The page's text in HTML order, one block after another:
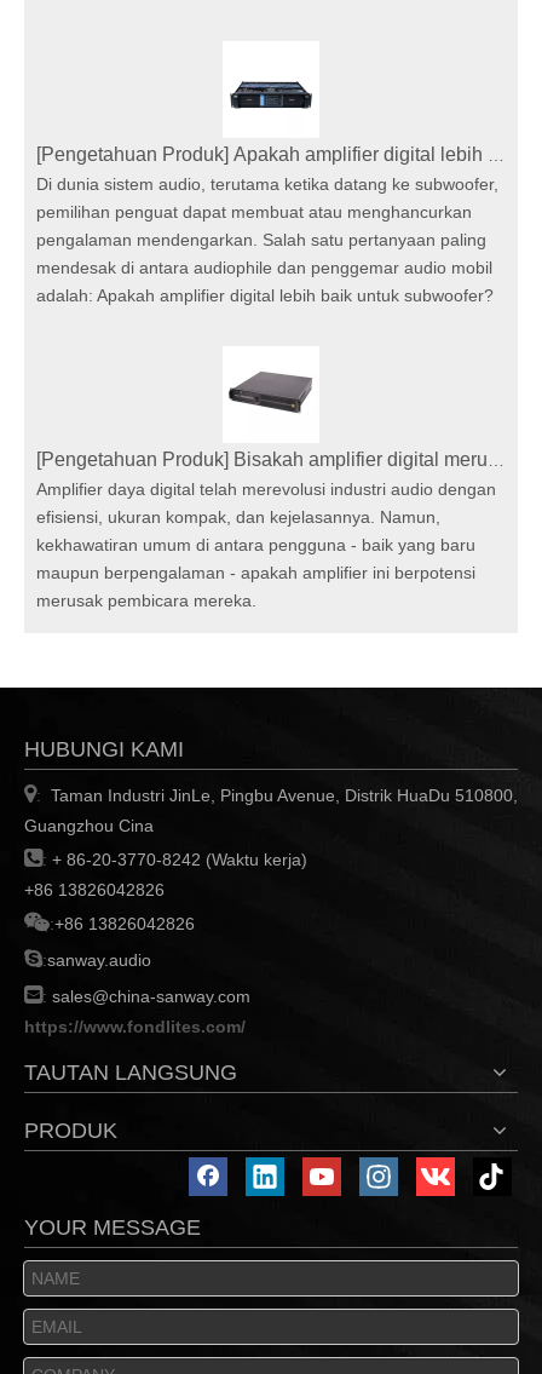
[Pengetahuan Produk] Apakah amplifier digital lebih baik untuk subwoofer?
Di dunia sistem audio, terutama ketika datang ke subwoofer,
pemilihan penguat dapat membuat atau menghancurkan
pengalaman mendengarkan. Salah satu pertanyaan paling
mendesak di antara audiophile dan penggemar audio mobil
adalah: Apakah amplifier digital lebih baik untuk subwoofer?
[Pengetahuan Produk] Bisakah amplifier digital merusak speaker saya?
Amplifier daya digital telah merevolusi industri audio dengan
efisiensi, ukuran kompak, dan kejelasannya. Namun,
kekhawatiran umum di antara pengguna - baik yang baru
maupun berpengalaman - apakah amplifier ini berpotensi
merusak pembicara mereka.
HUBUNGI KAMI
:
Taman Industri JinLe, Pingbu Avenue, Distrik HuaDu 510800,
Guangzhou Cina
: + 86-20-3770-8242 (Waktu kerja)
+86 13826042826
:+86 13826042826
:sanway.audio
: sales@china-sanway.com
https://www.fondlites.com/
TAUTAN LANGSUNG
PRODUK
YOUR MESSAGE